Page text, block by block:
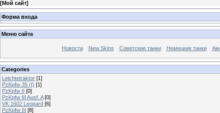
[Мой сайт]
Форма входа
Меню сайта
Новости New Skins Советские танки Немецкие танки
Categories
Leichtetraktor [1]
PzKpfw 35 (t) [1]
PzKpfw II [0]
PzKpfw III Ausf. A [0]
VK 1602 Leopard [6]
PzKpfw III [8]